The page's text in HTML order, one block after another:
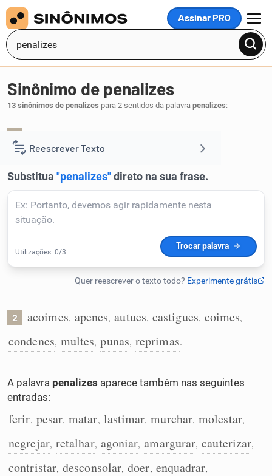
Assinar PRO
MENU
Reescrever Texto
Resumir Texto
Corrigir Texto
Detector de IA
Humanizador de IA
Cata-letras
Conexões
Caça-palavras
Sinônimo de penalizes
13 sinônimos de penalizes para 2 sentidos da palavra penalizes:
2 acoimes, apenes, autues, castigues, coimes,
condenes, multes, punas, reprimas.
A palavra penalizes aparece também nas seguintes
entradas:
ferir, pesar, matar, lastimar, murchar, molestar,
negrejar, retalhar, agoniar, amargurar, cauterizar,
contristar, desconsolar, doer, enquadrar,